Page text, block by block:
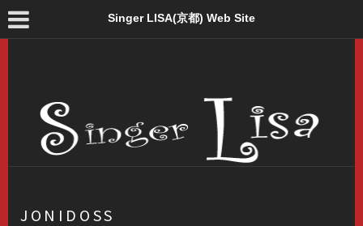
Singer LISA(京都) Web Site
JONIDOSS